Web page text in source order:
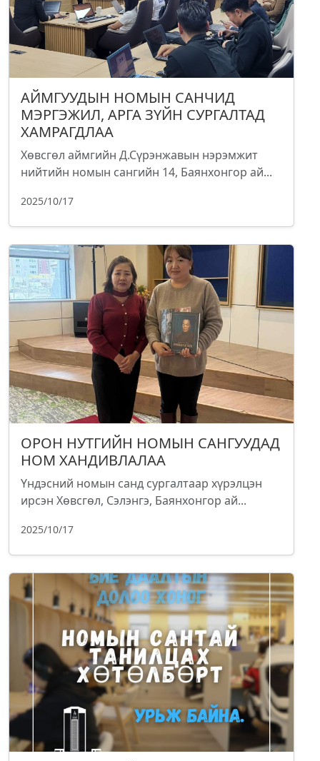
АЙМГУУДЫН НОМЫН САНЧИД
МЭРГЭЖИЛ, АРГА ЗҮЙН СУРГАЛТАД
ХАМРАГДЛАА
Хөвсгөл аймгийн Д.Сүрэнжавын нэрэмжит
нийтийн номын сангийн 14, Баянхонгор ай...
2025/10/17
ОРОН НУТГИЙН НОМЫН САНГУУДАД
НОМ ХАНДИВЛАЛАА
Үндэсний номын санд сургалтаар хүрэлцэн
ирсэн Хөвсгөл, Сэлэнгэ, Баянхонгор ай...
2025/10/17